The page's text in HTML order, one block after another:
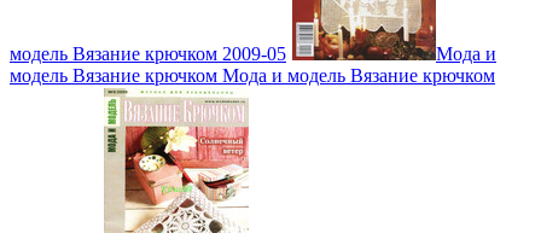
модель Вязание крючком 2009-05
Мода и
модель Вязание крючком Мода и модель Вязание крючком